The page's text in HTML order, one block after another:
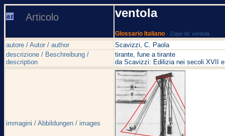
Articolo ventola
Glossario Italiano - Zope-Id: ventola
autore / Autor / author
Scavizzi, C. Paola
descrizione / Beschreibung /
description
tirante, fune a tirante
da Scavizzi: Edilizia nei secoli XVII
immagini / Abbildungen / images